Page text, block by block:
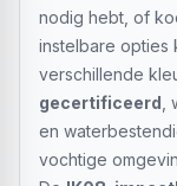
nodig hebt, of
instelbare opties
verschillende
gecertificeerd
en
vochtige